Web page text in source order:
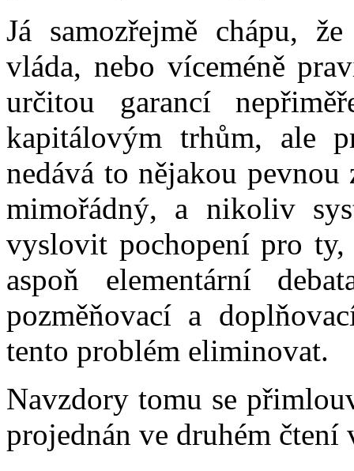
Já samozřejmě chápu,
vláda, nebo víceméně
určitou garancí
kapitálovým trhům, ale
nedává to nějakou
mimořádný, a nikoliv
vyslovit pochopení pro
aspoň elementární
pozměňovací a
tento problém eliminovat.
Navzdory tomu se
projednán ve druhém